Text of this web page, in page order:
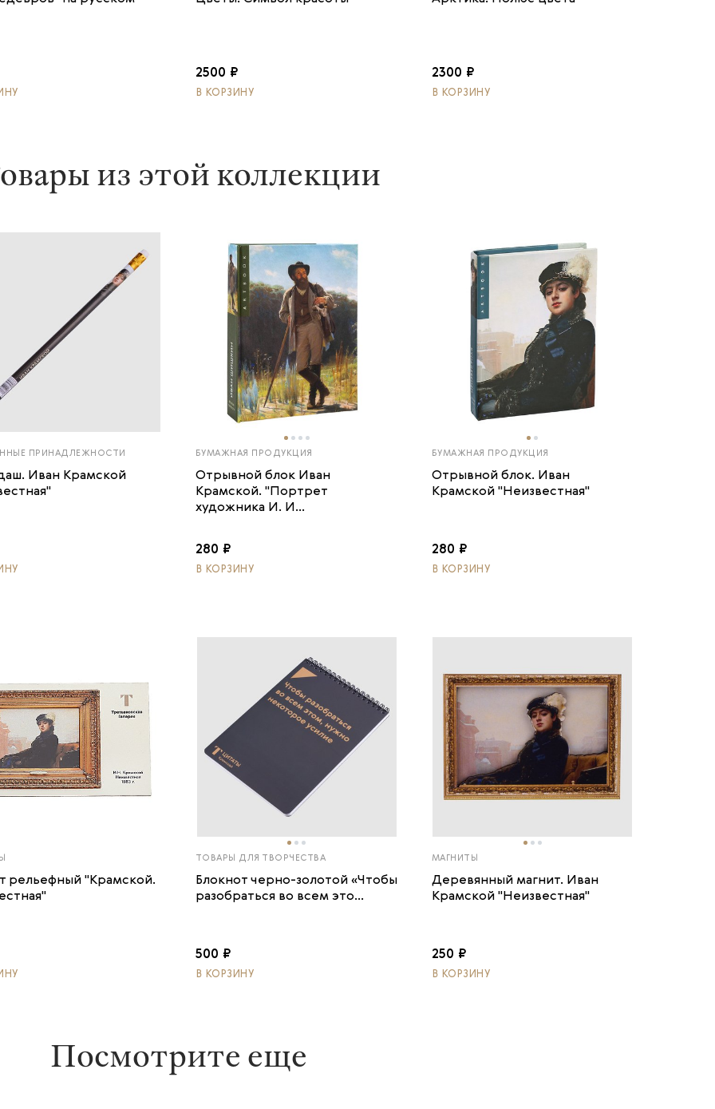
2500 ₽
В КОРЗИНУ
2300 ₽
В КОРЗИНУ
из этой коллекции
ПРИНАДЛЕЖНОСТИ
Иван Крамской
БУМАЖНАЯ ПРОДУКЦИЯ
Отрывной блок Иван
Крамской. "Портрет
художника И. И...
280 ₽
В КОРЗИНУ
БУМАЖНАЯ ПРОДУКЦИЯ
Отрывной блок. Иван
Крамской "Неизвестная"
280 ₽
В КОРЗИНУ
рельефный "Крамской.
ТОВАРЫ ДЛЯ ТВОРЧЕСТВА
Блокнот черно-золотой «Чтобы
разобраться во всем это...
500 ₽
В КОРЗИНУ
МАГНИТЫ
Деревянный магнит. Иван
Крамской "Неизвестная"
250 ₽
В КОРЗИНУ
Посмотрите еще